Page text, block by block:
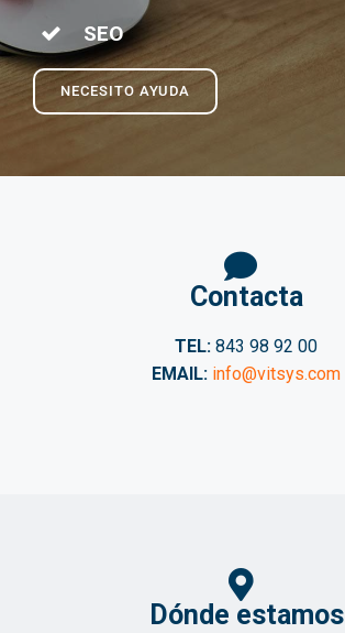
SEO
NECESITO AYUDA
Contacta
TEL: 843 98 92 00
EMAIL: info@vitsys.com
Dónde estamos